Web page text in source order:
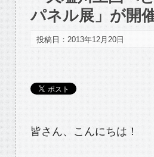
パネル展」が開
投稿日：2013年12月20日
皆さん、こんにちは！